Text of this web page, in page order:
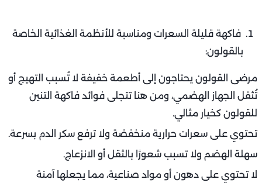
فاكهة قليلة السعرات ومناسبة للأنظمة الغذائية الخاصة
بالقولون:
مرضى القولون يحتاجون إلى أطعمة خفيفة لا تُسبب التهيج أو
تُثقل الجهاز الهضمي، ومن هنا تتجلى فوائد فاكهة التنين
للقولون كخيار مثالي.
تحتوي على سعرات حرارية منخفضة ولا ترفع سكر الدم بسرعة.
سهلة الهضم ولا تسبب شعورًا بالثقل أو الانزعاج.
لا تحتوي على دهون أو مواد صناعية، مما يجعلها آمنة